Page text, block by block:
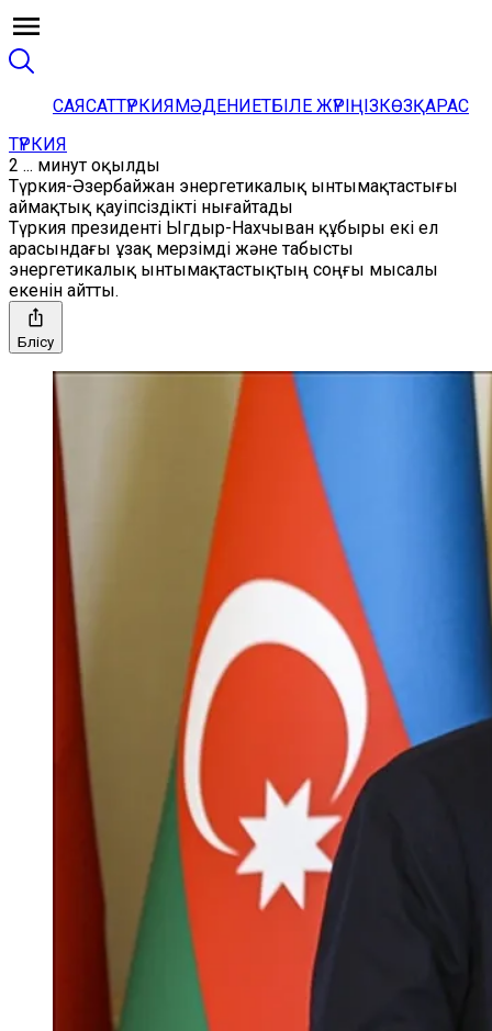
САЯСАТТҮРКИЯМӘДЕНИЕТБІЛЕ ЖҮРІҢІЗКӨЗҚАРАС
ТҮРКИЯ
2 ... минут оқылды
Түркия-Әзербайжан энергетикалық ынтымақтастығы
аймақтық қауіпсіздікті нығайтады
Түркия президенті Ыгдыр-Нахчыван құбыры екі ел
арасындағы ұзақ мерзімді және табысты
энергетикалық ынтымақтастықтың соңғы мысалы
екенін айтты.
Бөлісу